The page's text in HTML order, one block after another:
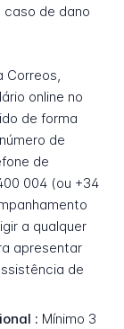
de dano
Correos,
online no
de forma
de
de
004 (ou +34
a qualquer
apresentar
de
: Mínimo 3